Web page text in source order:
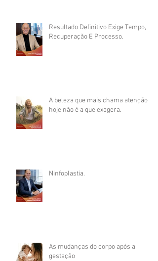
Resultado Definitivo Exige Tempo,
Recuperação E Processo.
A beleza que mais chama atenção
hoje não é a que exagera.
Ninfoplastia.
As mudanças do corpo após a
gestação